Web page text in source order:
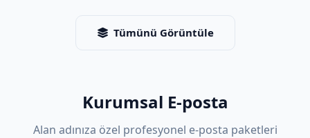
Tümünü Görüntüle
Kurumsal E-posta
Alan adınıza özel profesyonel e-posta paketleri